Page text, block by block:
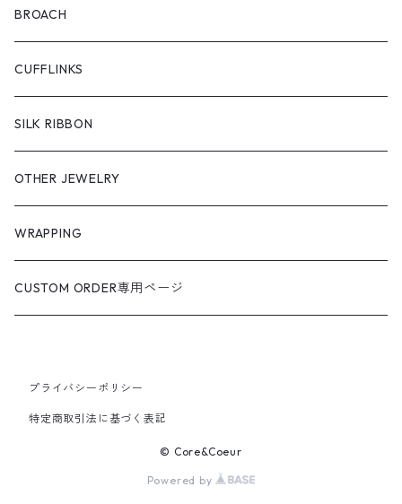
BROACH
CUFFLINKS
SILK RIBBON
OTHER JEWELRY
WRAPPING
CUSTOM ORDER専用ページ
プライバシーポリシー
特定商取引法に基づく表記
© Core&Coeur
Powered by